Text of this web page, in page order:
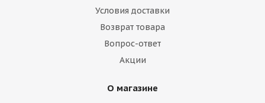
Условия доставки
Возврат товара
Вопрос-ответ
Акции
О магазине